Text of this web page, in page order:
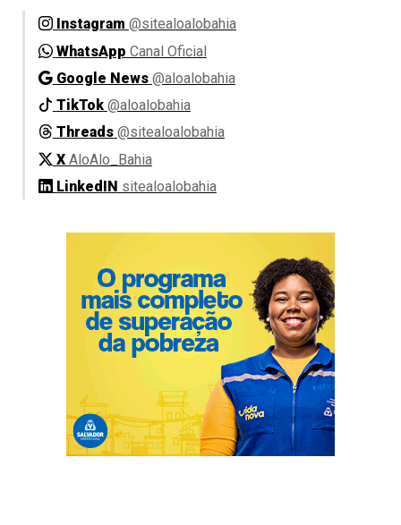
Instagram @sitealoalobahia
WhatsApp Canal Oficial
Google News @aloalobahia
TikTok @aloalobahia
Threads @sitealoalobahia
X AloAlo_Bahia
LinkedIN sitealoalobahia